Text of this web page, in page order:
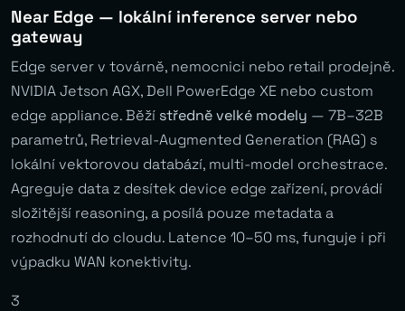
Near Edge — lokální inference server nebo
gateway
Edge server v továrně, nemocnici nebo retail prodejně.
NVIDIA Jetson AGX, Dell PowerEdge XE nebo custom
edge appliance. Běží středně velké modely — 7B–32B
parametrů, Retrieval-Augmented Generation (RAG) s
lokální vektorovou databází, multi-model orchestrace.
Agreguje data z desítek device edge zařízení, provádí
složitější reasoning, a posílá pouze metadata a
rozhodnutí do cloudu. Latence 10–50 ms, funguje i při
výpadku WAN konektivity.
3